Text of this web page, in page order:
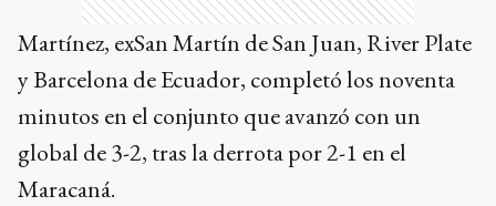
Martínez, exSan Martín de San Juan, River Plate
y Barcelona de Ecuador, completó los noventa
minutos en el conjunto que avanzó con un
global de 3-2, tras la derrota por 2-1 en el
Maracaná.